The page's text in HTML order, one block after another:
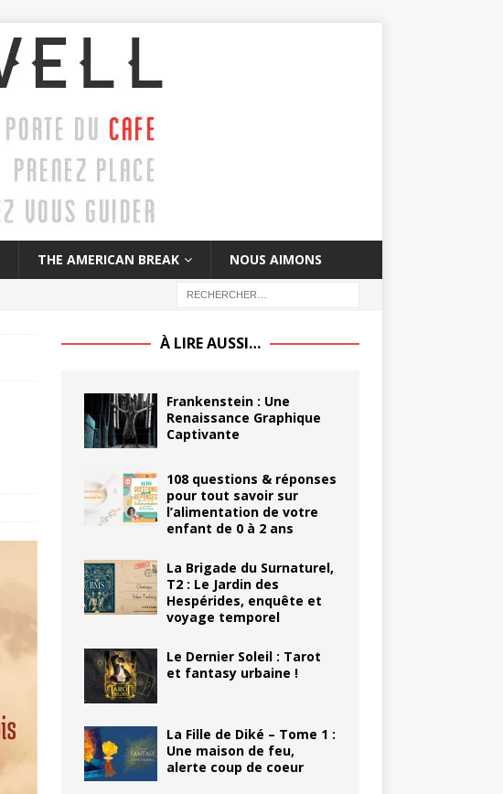
THE AMERICAN BREAK NOUS AIMONS
À LIRE AUSSI…
Frankenstein : Une
Renaissance Graphique
Captivante
108 questions & réponses
pour tout savoir sur
l’alimentation de votre
enfant de 0 à 2 ans
La Brigade du Surnaturel,
T2 : Le Jardin des
Hespérides, enquête et
voyage temporel
Le Dernier Soleil : Tarot
et fantasy urbaine !
La Fille de Diké – Tome 1 :
Une maison de feu,
alerte coup de coeur